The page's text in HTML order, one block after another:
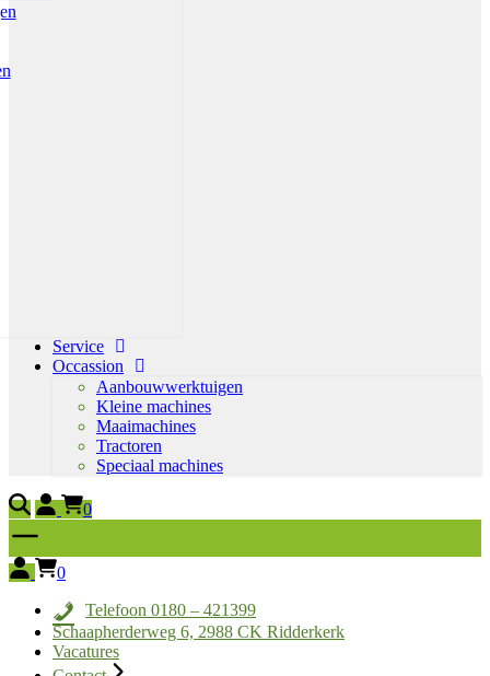
Service
Occassion
Aanbouwwerktuigen
Kleine machines
Maaimachines
Tractoren
Speciaal machines
0
0
Telefoon 0180 – 421399
Schaapherderweg 6, 2988 CK Ridderkerk
Vacatures